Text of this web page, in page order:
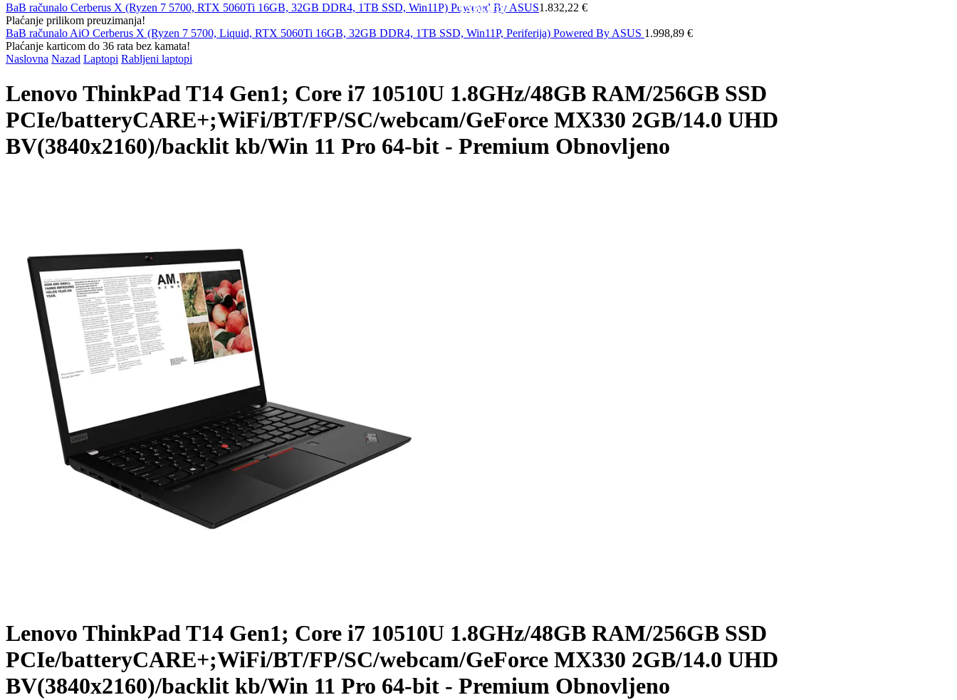
TABLETI
BaB računalo Cerberus X (Ryzen 7 5700, RTX 5060Ti 16GB, 32GB DDR4, 1TB SSD, Win11P) Powered By ASUS1.832,22 €
Plaćanje prilikom preuzimanja!
BaB računalo AiO Cerberus X (Ryzen 7 5700, Liquid, RTX 5060Ti 16GB, 32GB DDR4, 1TB SSD, Win11P, Periferija) Powered By ASUS 1.998,89 €
Plaćanje karticom do 36 rata bez kamata!
Naslovna Nazad Laptopi Rabljeni laptopi
Lenovo ThinkPad T14 Gen1; Core i7 10510U 1.8GHz/48GB RAM/256GB SSD
PCIe/batteryCARE+;WiFi/BT/FP/SC/webcam/GeForce MX330 2GB/14.0 UHD
BV(3840x2160)/backlit kb/Win 11 Pro 64-bit - Premium Obnovljeno
Lenovo ThinkPad T14 Gen1; Core i7 10510U 1.8GHz/48GB RAM/256GB SSD
PCIe/batteryCARE+;WiFi/BT/FP/SC/webcam/GeForce MX330 2GB/14.0 UHD
BV(3840x2160)/backlit kb/Win 11 Pro 64-bit - Premium Obnovljeno